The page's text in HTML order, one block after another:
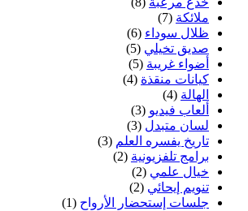
ملائكة (7)
ظلال سوداء (6)
صديق تخيلي (5)
أضواء غريبة (5)
كيانات منقذة (4)
الهالة (4)
ألعاب فيديو (3)
لسان متبدل (3)
تاريخ يفسره العلم (3)
برامج تلفزيونية (2)
خيال علمي (2)
تنويم إيحائي (2)
جلسات إستحضار الأرواح (1)